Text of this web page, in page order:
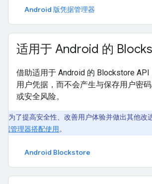
Android 版凭据管理器
适用于 Android 的
借助适用于 Android 的 Blockstore
用户凭据，而不会产生与保存用户密
或安全风险。
为了提高安全性、改善用户体验并做出其他改
据管理器搭配使用 。
Android Blockstore